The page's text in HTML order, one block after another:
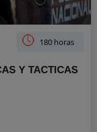
180 horas
Y TACTICAS